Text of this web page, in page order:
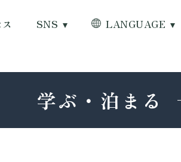
SNS LANGUAGE
学ぶ・泊まる